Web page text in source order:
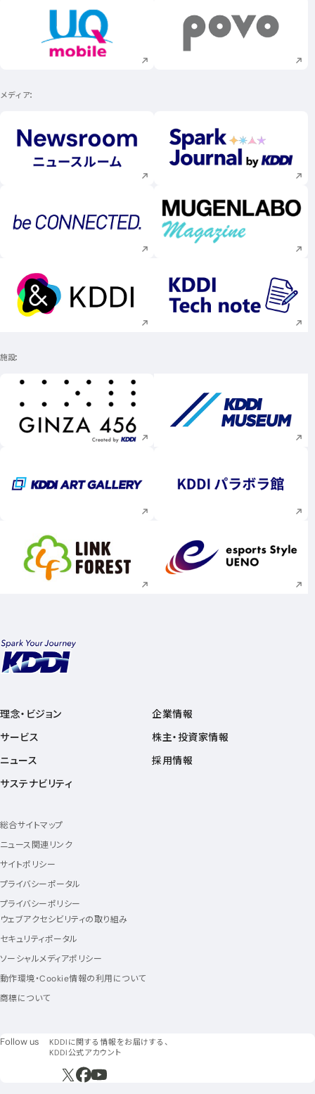
新規ウィンドウで開く 新規ウィンドウで
メディア
新規ウィンドウで開く 新規ウィンドウで
新規ウィンドウで開く 新規ウィンドウで
新規ウィンドウで開く 新規ウィンドウで
施設
新規ウィンドウで開く 新規ウィンドウで
新規ウィンドウで開く 新規ウィンドウで
新規ウィンドウで開く 新規ウィンドウで
理念・ビジョン
サービス
ニュース
サステナビリティ
企業情報
株主・投資家情報
採用情報
総合サイトマップ
ニュース関連リンク
サイトポリシー
プライバシーポータル
プライバシーポリシー
ウェブアクセシビリティの取り組み
セキュリティポータル
ソーシャルメディアポリシー
動作環境・Cookie情報の利用について
商標について
Follow us フォローアス
KDDIに関する情報をお届けする、
KDDI公式アカウント
新規ウィンドウで開く
新規ウィンドウで開く
新規ウィンドウで開く